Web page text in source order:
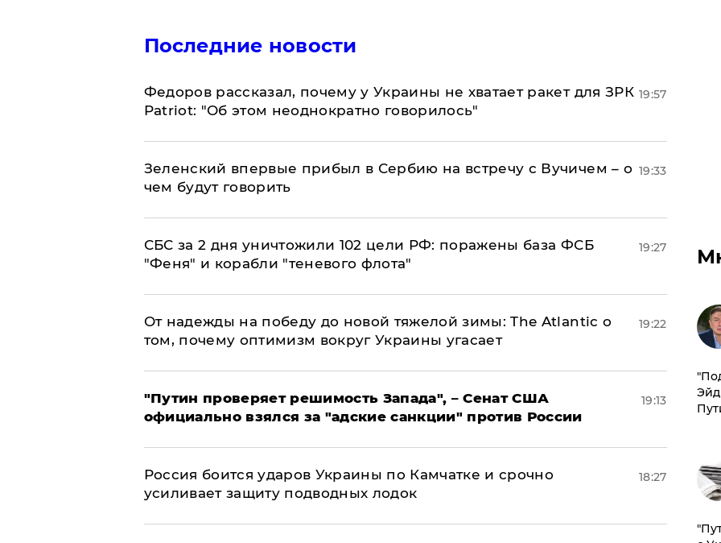
Последние новости
Федоров рассказал, почему у Украины не хватает ракет для ЗРК
Patriot: "Об этом неоднократно говорилось"
19:57
Зеленский впервые прибыл в Сербию на встречу с Вучичем – о
чем будут говорить
19:33
СБС за 2 дня уничтожили 102 цели РФ: поражены база ФСБ
"Феня" и корабли "теневого флота"
19:27
От надежды на победу до новой тяжелой зимы: The Atlantic о
том, почему оптимизм вокруг Украины угасает
19:22
"Путин проверяет решимость Запада", – Сенат США
официально взялся за "адские санкции" против России
19:13
Россия боится ударов Украины по Камчатке и срочно
усиливает защиту подводных лодок
18:27